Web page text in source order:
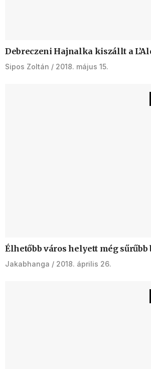
Debreczeni Hajnalka kiszállt a
Sipos Zoltán 2018. május 15.
Élhetőbb város helyett még sűrűbb
Jakabhanga 2018. április 26.